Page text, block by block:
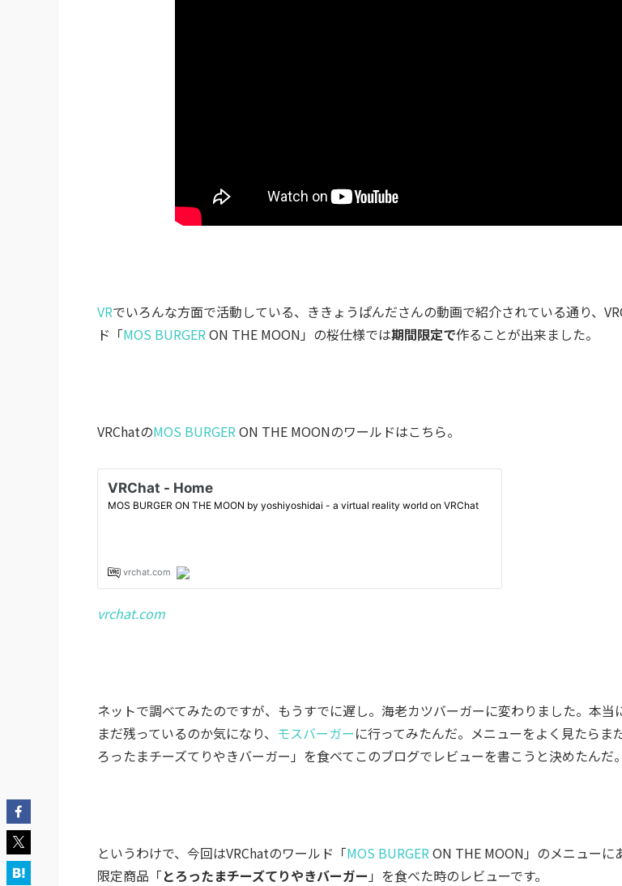
VRでいろんな方面で活動している、ききょうぱんださんの動画で紹介されている通り、
ド「MOS BURGERON THE MOON」の桜仕様では期間限定で作ることが出来ました。
VRChatのMOS BURGERON THE MOONのワールドはこちら。
vrchat.com
ネットで調べてみたのですが、もうすでに遅し。海老カツバーガーに変わりました。本当
まだ残っているのか気になり、 モスバーガーに行ってみたんだ。メニューをよく見たらま
ろったまチーズてりやきバーガー」を食べてこのブログでレビューを書こうと決めたんだ。
というわけで、今回はVRChatのワールド「MOS BURGERON THE MOON」のメニューに
限定商品「とろったまチーズてりやきバーガー 」を食べた時のレビューです。